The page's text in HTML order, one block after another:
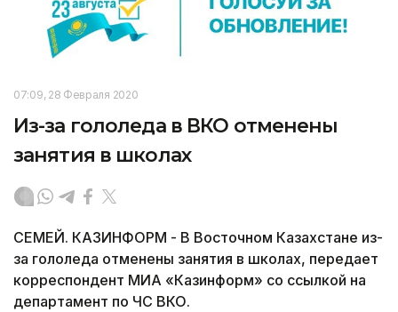
07:09, 28 Февраля 2020
Из-за гололеда в ВКО отменены
занятия в школах
СЕМЕЙ. КАЗИНФОРМ - В Восточном Казахстане из-
за гололеда отменены занятия в школах, передает
корреспондент МИА «Казинформ» со ссылкой на
департамент по ЧС ВКО.